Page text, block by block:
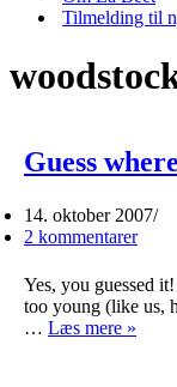
Tilmelding til
Guess
14. oktober 2007
2 kommentarer
Yes, you guessed
too young (like us,
… Læs mere »